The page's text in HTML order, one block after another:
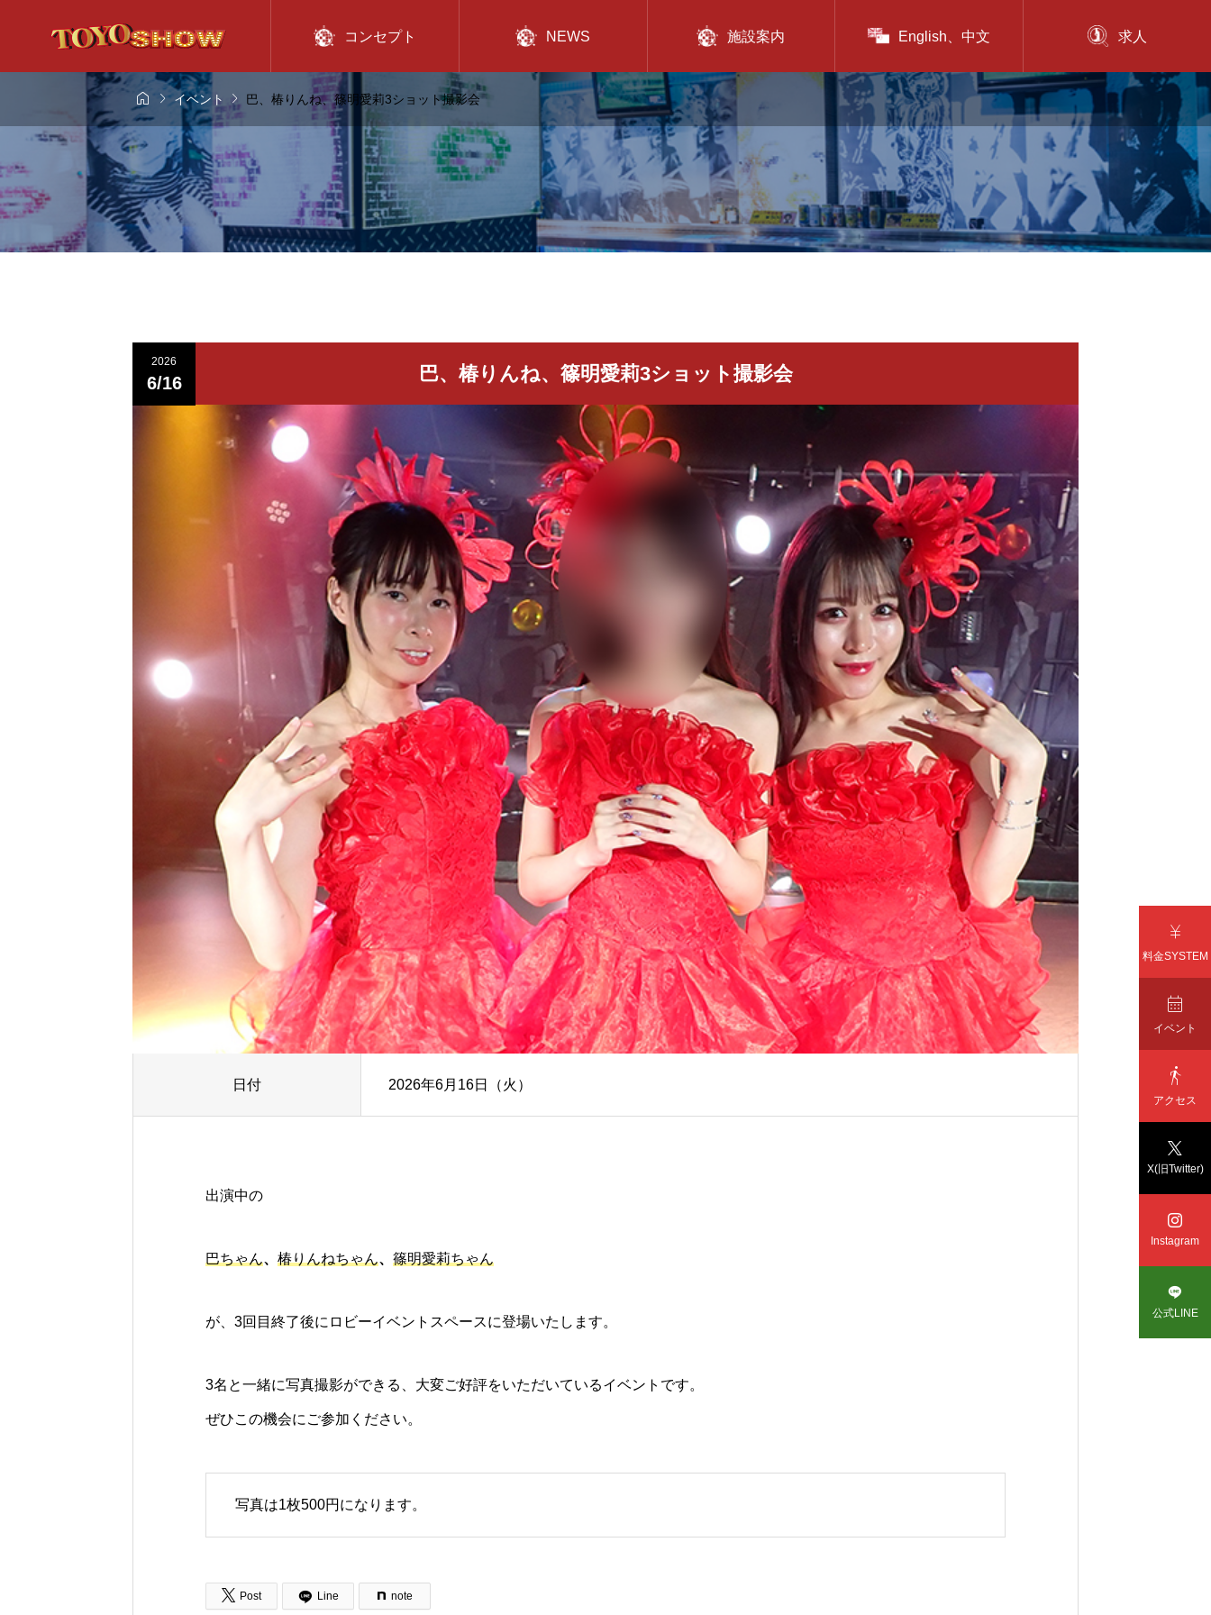
コンセプト NEWS 施設案内 English、中文 求人
イベント  巴、椿りんね、篠明愛莉3ショット撮影会
2026
6/16 巴、椿りんね、篠明愛莉3ショット撮影会
日付 2026年6月16日（火）
出演中の
巴ちゃん、 椿りんねちゃん、 篠明愛莉ちゃん
が、3回目終了後にロビーイベントスペースに登場いたします。
3名と一緒に写真撮影ができる、大変ご好評をいただいているイベントです。
ぜひこの機会にご参加ください。
写真は1枚500円になります。
 Post Line note

料金SYSTEM

イベント

アクセス

X(旧Twitter)

Instagram

公式LINE